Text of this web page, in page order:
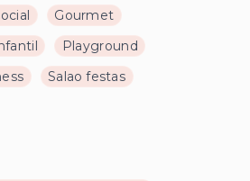
Gourmet
Playground
Salao festas